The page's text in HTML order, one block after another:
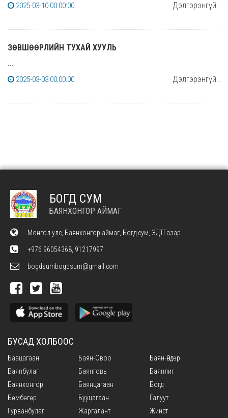
2025-03-10 00:00:00
Дэлгэрэнгүй..
ЗӨВШӨӨРЛИЙН ТУХАЙ ХУУЛЬ
...
2025-03-03 00:00:00
Дэлгэрэнгүй..
БОГД СУМ
БАЯНХОНГОР АЙМАГ
Монгол улс, Баянхонгор аймаг, Богд сум, ЗДТГазар
+976 96054368, 91217997
bogdsumbogdsum@gmail.com
БУСАД ХОЛБООС
Баацагаан Баян-Овоо
Баян-Өндөр
Баянбулаг
Баянговь
Баянлиг
Баянхонгор
Баянцагаан
Богд
Бөмбөгөр
Бууцагаан
Галуут
Гурванбулаг
Жаргалант Жинст